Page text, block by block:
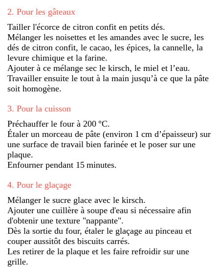
2. Pour les gâteaux
Tailler l'écorce de citron confit en petits dés.
Mélanger les noisettes et les amandes avec le sucre, les
dés de citron confit, le cacao, les épices, la cannelle, la
levure chimique et la farine.
Ajouter à ce mélange sec le kirsch, le miel et l’eau.
Travailler ensuite le tout à la main jusqu’à ce que la pâte
soit homogène.
3. Pour la cuisson
Préchauffer le four à 200 °C.
Étaler un morceau de pâte (environ 1 cm d’épaisseur) sur
une surface de travail bien farinée et le poser sur une
plaque.
Enfourner pendant 15 minutes.
4. Pour le glaçage
Mélanger le sucre glace avec le kirsch.
Ajouter une cuillère à soupe d'eau si nécessaire afin
d'obtenir une texture "nappante".
Dès la sortie du four, étaler le glaçage au pinceau et
couper aussitôt des biscuits carrés.
Les retirer de la plaque et les faire refroidir sur une
grille.